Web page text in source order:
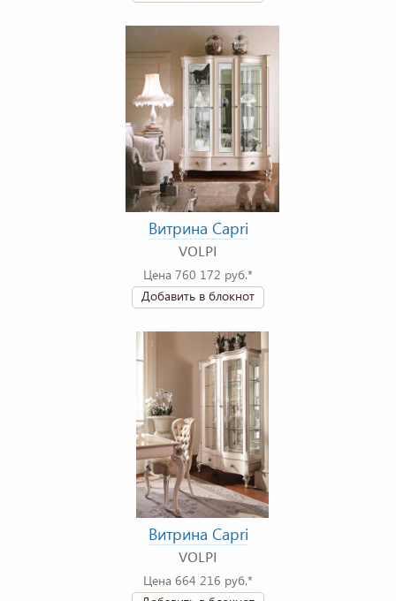
Витрина Capri
VOLPI
Цена 760 172 руб.*
Добавить в блокнот
Витрина Capri
VOLPI
Цена 664 216 руб.*